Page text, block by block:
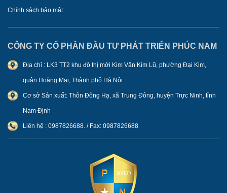
Chính sách bảo mật
CÔNG TY CỔ PHẦN ĐẦU TƯ PHÁT TRIỂN PHÚC NAM
Địa chỉ : LK3 TT2 khu đô thị mới Kim Văn Kim Lũ, phường Đại Kim,
quận Hoàng Mai, Thành phố Hà Nội
Cơ sở Sản xuất: Thôn Đông Hạ, xã Trung Đông, huyện Trực Ninh, tỉnh
Nam Định
Liên hệ : 0987826688. / Fax: 0987826688